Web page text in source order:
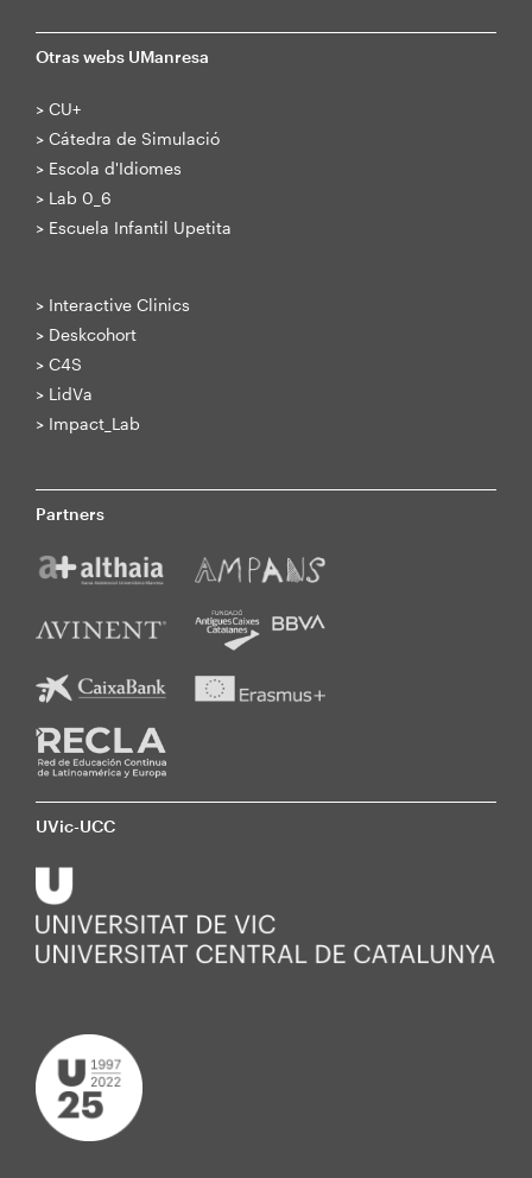
Otras webs UManresa
> CU+
> Cátedra de Simulació
> Escola d'Idiomes
> Lab 0_6
> Escuela Infantil Upetita
> Interactive Clinics
> Deskcohort
> C4S
> LidVa
> Impact_Lab
Partners
UVic-UCC